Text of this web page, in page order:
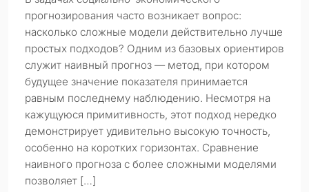
прогнозирования часто возникает вопрос:
насколько сложные модели действительно лучше
простых подходов? Одним из базовых ориентиров
служит наивный прогноз — метод, при котором
будущее значение показателя принимается
равным последнему наблюдению. Несмотря на
кажущуюся примитивность, этот подход нередко
демонстрирует удивительно высокую точность,
особенно на коротких горизонтах. Сравнение
наивного прогноза с более сложными моделями
позволяет […]